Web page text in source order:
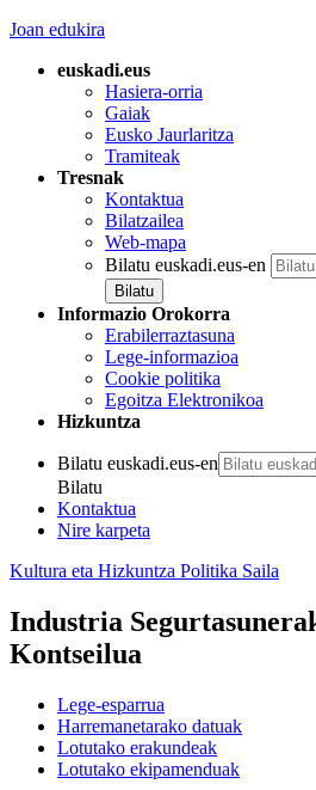
Joan edukira
euskadi.eus
Hasiera-orria
Gaiak
Eusko Jaurlaritza
Tramiteak
Tresnak
Kontaktua
Bilatzailea
Web-mapa
Bilatu euskadi.eus-en
Informazio Orokorra
Erabilerraztasuna
Lege-informazioa
Cookie politika
Egoitza Elektronikoa
Hizkuntza
Bilatu euskadi.eus-en
Bilatu
Kontaktua
Nire karpeta
Kultura eta Hizkuntza Politika Saila
Industria
Kontseilua
Lege-esparrua
Harremanetarako datuak
Lotutako erakundeak
Lotutako ekipamenduak